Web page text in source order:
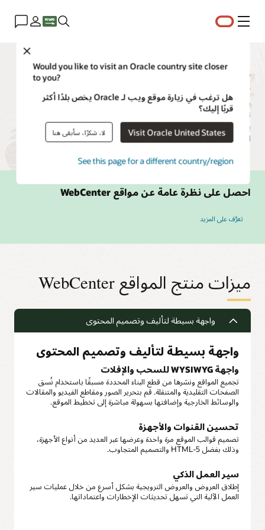
القائمة
Would you like to visit an Oracle country site closer
to you?
هل ترغب في زيارة موقع ويب لـ Oracle يخص بلدًا أكثر
قربًا إليك؟
Visit Oracle United States لا، شكرًا، سأبقى هنا
See this page for a different country/region
Oracle WebCenter Sites
يمكنك إنشاء شبكة من خصائص الويب ونشرها وإدارتها بسرعة، مع
يمكن للمستخدمين نشر محتوى وحملات متعددة المواقع متعددة
اللغات بسرعة من نظام أساسي واحد.
احصل على نظرة عامة عن مواقع WebCenter
تعرَّف على المزيد
ميزات منتج المواقع WebCenter
واجهة بسيطة لتأليف وتصميم المحتوى
واجهة بسيطة لتأليف وتصميم المحتوى
واجهة WYSIWYG للسحب والإفلات
تجميع المواقع ونشرها من قطع البناء المحددة مسبقًا باستخدام نُسق
الصفحات التقليدية والمتنقلة. قم بتحرير الصور ومقاطع الفيديو والمقالات
والوسائط الخارجية وإضافتها بسهولة مباشرة إلى تخطيط الموقع.
تحسين القنوات والأجهزة
تصميم قوالب الموقع مرة واحدة وعرضها عبر العديد من أنواع الأجهزة،
وذلك بفضل HTML-5 والتصميم المتجاوب.
سير العمل الذكي
إطلاق العروض والعروض الترويجية بشكل أسرع من خلال عمليات سير
العمل الآلية التي تسهل تحديثات الإخطارات واعتماداتها.